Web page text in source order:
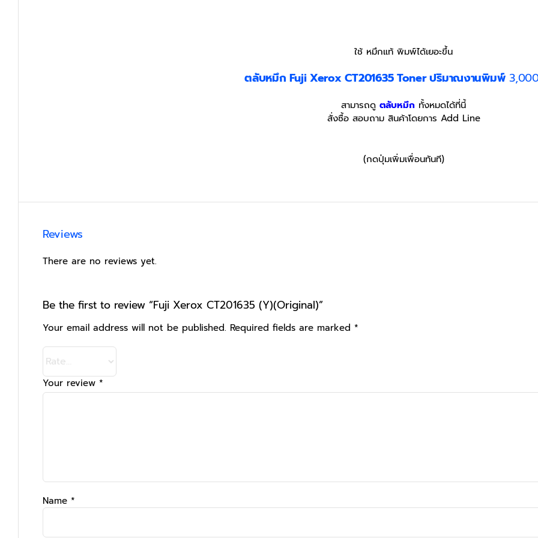
ใช้ หมึกแท้ พิมพ์ได้เยอะขึ้น
ตลับหมึก Fuji Xerox CT201635Tonerปริมาณงานพิมพ์
สามารถดู ตลับหมึก ทั้งหมดได้ที่นี้
สั่งซื้อ สอบถาม สินค้าโดยการ Add Line
(กดปุ่มเพิ่มเพื่อนทันที)
Reviews
There are no reviews yet.
Be the first to review “Fuji Xerox CT201635 (Y)(Original)”
Your email address will not be published. Required fields are marked *
Your review *
Name *